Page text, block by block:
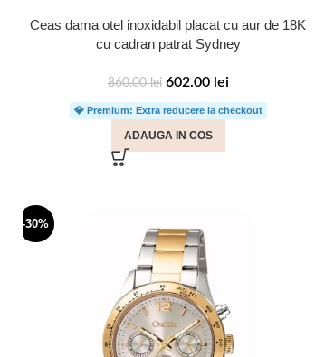
Ceas dama otel inoxidabil placat cu aur de 18K
cu cadran patrat Sydney
860.00lei 602.00 lei
💎 Premium: Extra reducere la checkout
ADAUGA IN COS
-30%